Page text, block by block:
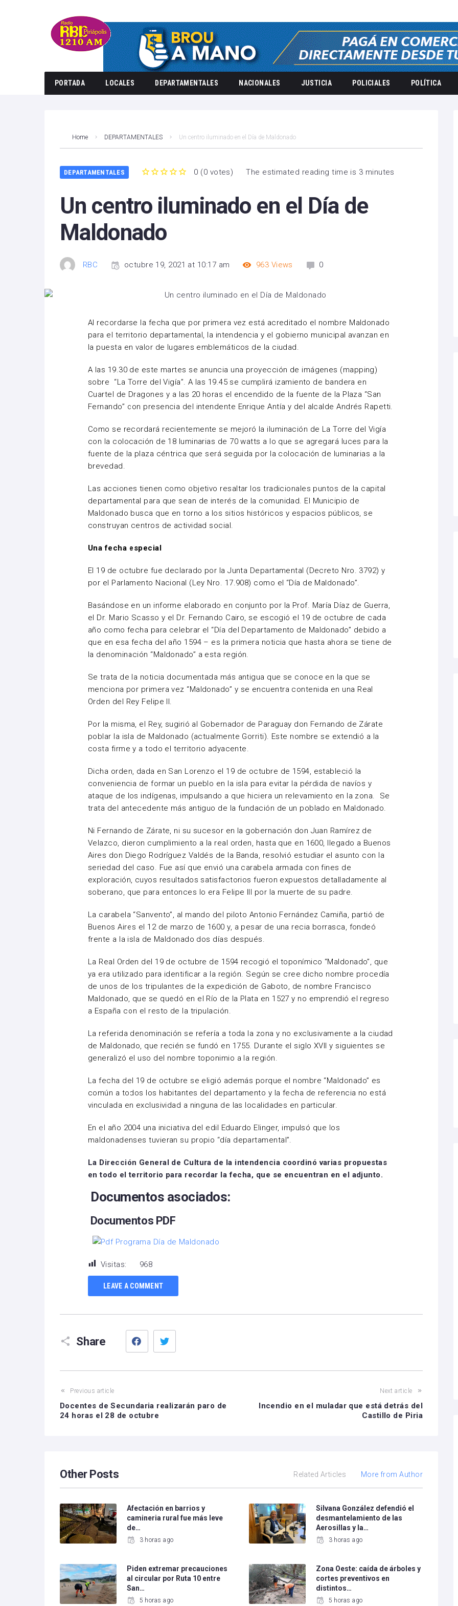
PORTADA LOCALES DEPARTAMENTALES NACIONALES JUSTICIA POLICIALES POLÍTICA
Home DEPARTAMENTALES Un centro iluminado en el Día de Maldonado
DEPARTAMENTALES 0 (0 votes) The estimated reading time is 3 minutes
Un centro iluminado en el Día de
Maldonado
RBC octubre 19, 2021 at 10:17 am 963 Views 0
Al recordarse la fecha que por primera vez está acreditado el nombre Maldonado
para el territorio departamental, la intendencia y el gobierno municipal avanzan en
la puesta en valor de lugares emblemáticos de la ciudad.
A las 19.30 de este martes se anuncia una proyección de imágenes (mapping)
sobre “La Torre del Vigía”. A las 19.45 se cumplirá izamiento de bandera en
Cuartel de Dragones y a las 20 horas el encendido de la fuente de la Plaza “San
Fernando” con presencia del intendente Enrique Antía y del alcalde Andrés Rapetti.
Como se recordará recientemente se mejoró la iluminación de La Torre del Vigía
con la colocación de 18 luminarias de 70 watts a lo que se agregará luces para la
fuente de la plaza céntrica que será seguida por la colocación de luminarias a la
brevedad.
Las acciones tienen como objetivo resaltar los tradicionales puntos de la capital
departamental para que sean de interés de la comunidad. El Municipio de
Maldonado busca que en torno a los sitios históricos y espacios públicos, se
construyan centros de actividad social.
Una fecha especial
El 19 de octubre fue declarado por la Junta Departamental (Decreto Nro. 3792) y
por el Parlamento Nacional (Ley Nro. 17.908) como el “Día de Maldonado”.
Basándose en un informe elaborado en conjunto por la Prof. María Díaz de Guerra,
el Dr. Mario Scasso y el Dr. Fernando Cairo, se escogió el 19 de octubre de cada
año como fecha para celebrar el “Día del Departamento de Maldonado” debido a
que en esa fecha del año 1594 – es la primera noticia que hasta ahora se tiene de
la denominación “Maldonado” a esta región.
Se trata de la noticia documentada más antigua que se conoce en la que se
menciona por primera vez “Maldonado” y se encuentra contenida en una Real
Orden del Rey Felipe II.
Por la misma, el Rey, sugirió al Gobernador de Paraguay don Fernando de Zárate
poblar la isla de Maldonado (actualmente Gorriti). Este nombre se extendió a la
costa firme y a todo el territorio adyacente.
Dicha orden, dada en San Lorenzo el 19 de octubre de 1594, estableció la
conveniencia de formar un pueblo en la isla para evitar la pérdida de navíos y
ataque de los indígenas, impulsando a que hiciera un relevamiento en la zona. Se
trata del antecedente más antiguo de la fundación de un poblado en Maldonado.
Ni Fernando de Zárate, ni su sucesor en la gobernación don Juan Ramírez de
Velazco, dieron cumplimiento a la real orden, hasta que en 1600, llegado a Buenos
Aires don Diego Rodríguez Valdés de la Banda, resolvió estudiar el asunto con la
seriedad del caso. Fue así que envió una carabela armada con fines de
exploración, cuyos resultados satisfactorios fueron expuestos detalladamente al
soberano, que para entonces lo era Felipe III por la muerte de su padre.
La carabela “Sanvento”, al mando del piloto Antonio Fernández Camiña, partió de
Buenos Aires el 12 de marzo de 1600 y, a pesar de una recia borrasca, fondeó
frente a la isla de Maldonado dos días después.
La Real Orden del 19 de octubre de 1594 recogió el toponímico “Maldonado”, que
ya era utilizado para identificar a la región. Según se cree dicho nombre procedía
de unos de los tripulantes de la expedición de Gaboto, de nombre Francisco
Maldonado, que se quedó en el Río de la Plata en 1527 y no emprendió el regreso
a España con el resto de la tripulación.
La referida denominación se refería a toda la zona y no exclusivamente a la ciudad
de Maldonado, que recién se fundó en 1755. Durante el siglo XVII y siguientes se
generalizó el uso del nombre toponimio a la región.
La fecha del 19 de octubre se eligió además porque el nombre “Maldonado” es
común a todos los habitantes del departamento y la fecha de referencia no está
vinculada en exclusividad a ninguna de las localidades en particular.
En el año 2004 una iniciativa del edil Eduardo Elinger, impulsó que los
maldonadenses tuvieran su propio “día departamental”.
La Dirección General de Cultura de la intendencia coordinó varias propuestas
en todo el territorio para recordar la fecha, que se encuentran en el adjunto.
Documentos asociados:
Documentos PDF
Programa Día de Maldonado
Visitas: 968
LEAVE A COMMENT
Share
Facebook
Previous article
Docentes de Secundaria realizarán paro de
24 horas el 28 de octubre
Next article
Incendio en el muladar que está detrás del
Castillo de Piria
Other Posts Related Articles More from Author
Afectación en barrios y
camineria rural fue más leve
de…
3 horas ago
Silvana González defendió el
desmantelamiento de las
Aerosillas y la…
3 horas ago
Piden extremar precauciones
al circular por Ruta 10 entre
San…
5 horas ago
Zona Oeste: caída de árboles y
cortes preventivos en
distintos…
5 horas ago